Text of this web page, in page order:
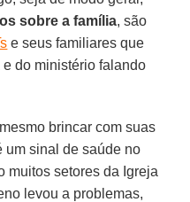
sobre a família, são
e seus familiares que
do ministério falando
brincar com suas
um sinal de saúde no
muitos setores da Igreja
levou a problemas,